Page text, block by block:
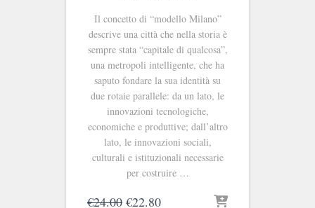
Il concetto di “modello Milano”
descrive una città che nella storia è
sempre stata “capitale di qualcosa”,
una metropoli intelligente, che ha
saputo fondare la sua identità su
due rotaie parallele: da un lato, le
innovazioni tecnologiche,
economiche e produttive; dall’altro
lato, le innovazioni sociali,
culturali e istituzionali necessarie
per costruire …
€24.00 Il
€22.80Il